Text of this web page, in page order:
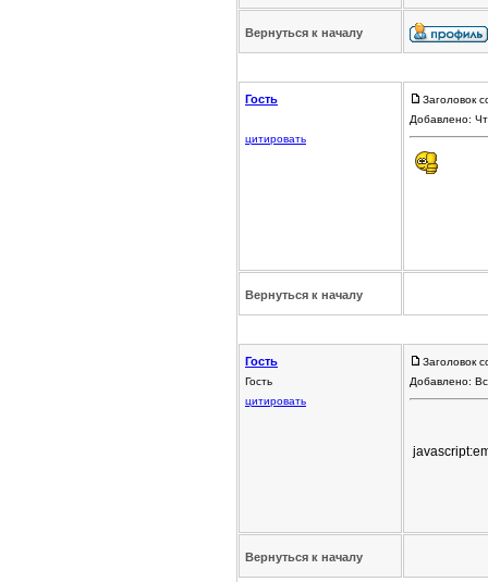
Вернуться к началу
Гость
цитировать
Заголовок
Добавлено:
Вернуться к началу
Гость
Гость
цитировать
Заголовок
Добавлено:
Вернуться к началу